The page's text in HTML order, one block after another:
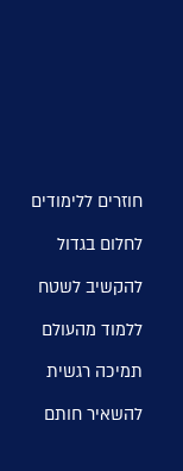
חוזרים ללימודים
לחלום בגדול
להקשיב לשטח
ללמוד מהעולם
תמיכה רגשית
להשאיר חותם